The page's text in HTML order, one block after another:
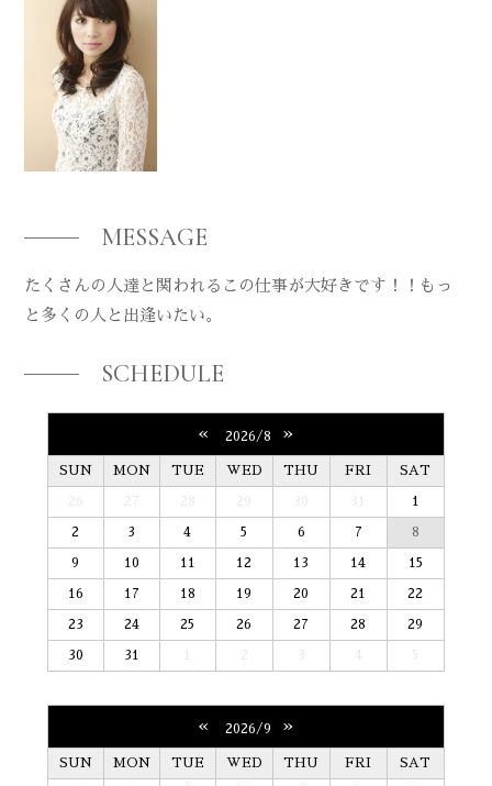
MESSAGE
たくさんの人達と関われるこの仕事が大好きです！！もっ
と多くの人と出逢いたい。
SCHEDULE
« 2026/8 »
SUN MON TUE WED THU FRI SAT
1
2 3 4 5 6 7 8
9 10 11 12 13 14 15
16 17 18 19 20 21 22
23 24 25 26 27 28 29
30 31
« 2026/9 »
SUN MON TUE WED THU FRI SAT